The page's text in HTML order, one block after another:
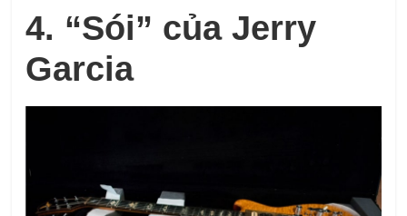
4. “Sói” của Jerry
Garcia